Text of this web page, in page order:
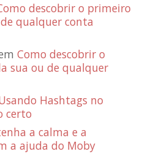
descobrir o primeiro
qualquer conta
Como descobrir o
sua ou de qualquer
Hashtags no
certo
a calma e a
a ajuda do Moby